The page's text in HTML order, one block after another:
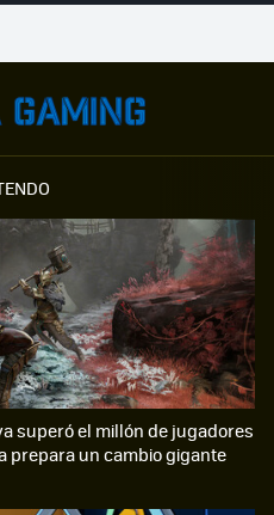
superó el millón de jugadores
prepara un cambio gigante